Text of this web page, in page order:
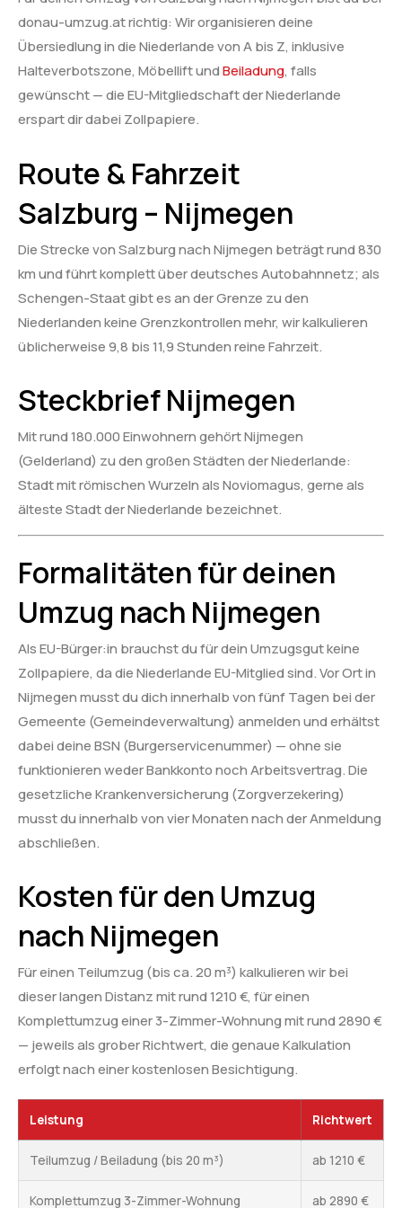
donau-umzug.at richtig: Wir organisieren deine
Übersiedlung in die Niederlande von A bis Z, inklusive
Halteverbotszone, Möbellift undBeiladung, falls
gewünscht — die EU-Mitgliedschaft der Niederlande
erspart dir dabei Zollpapiere.
Route & Fahrzeit
Salzburg – Nijmegen
Die Strecke von Salzburg nach Nijmegen beträgt rund 830
km und führt komplett über deutsches Autobahnnetz; als
Schengen-Staat gibt es an der Grenze zu den
Niederlanden keine Grenzkontrollen mehr, wir kalkulieren
üblicherweise 9,8 bis 11,9 Stunden reine Fahrzeit.
Steckbrief Nijmegen
Mit rund 180.000 Einwohnern gehört Nijmegen
(Gelderland) zu den großen Städten der Niederlande:
Stadt mit römischen Wurzeln als Noviomagus, gerne als
älteste Stadt der Niederlande bezeichnet.
Formalitäten für deinen
Umzug nach Nijmegen
Als EU-Bürger:in brauchst du für dein Umzugsgut keine
Zollpapiere, da die Niederlande EU-Mitglied sind. Vor Ort in
Nijmegen musst du dich innerhalb von fünf Tagen bei der
Gemeente (Gemeindeverwaltung) anmelden und erhältst
dabei deine BSN (Burgerservicenummer) — ohne sie
funktionieren weder Bankkonto noch Arbeitsvertrag. Die
gesetzliche Krankenversicherung (Zorgverzekering)
musst du innerhalb von vier Monaten nach der Anmeldung
abschließen.
Kosten für den Umzug
nach Nijmegen
Für einen Teilumzug (bis ca. 20 m³) kalkulieren wir bei
dieser langen Distanz mit rund 1210 €, für einen
Komplettumzug einer 3-Zimmer-Wohnung mit rund 2890 €
— jeweils als grober Richtwert, die genaue Kalkulation
erfolgt nach einer kostenlosen Besichtigung.
Leistung Richtwert
Teilumzug / Beiladung (bis 20 m³) ab 1210 €
Komplettumzug 3-Zimmer-Wohnung ab 2890 €